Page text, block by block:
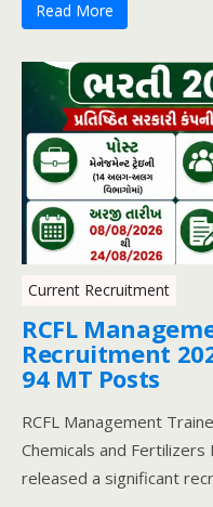
Read More
Current Recruitment
RCFL
Recruitment
94 MT Posts
RCFL Management
Chemicals and Fertilizers
released a significant